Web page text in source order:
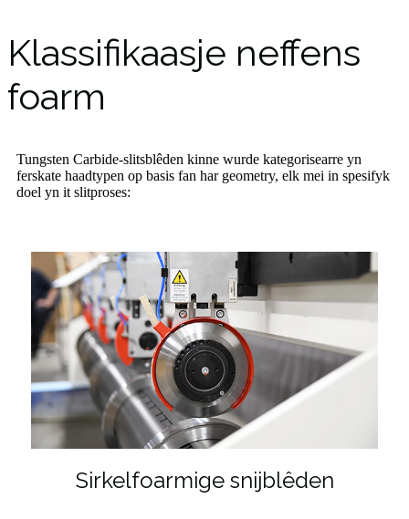
Klassifikaasje neffens
foarm
Tungsten Carbide-slitsblêden kinne wurde kategorisearre yn
ferskate haadtypen op basis fan har geometry, elk mei in spesifyk
doel yn it slitproses:
Sirkelfoarmige snijblêden